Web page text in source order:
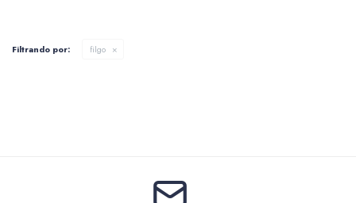
Filtrando por: filgo Papelería